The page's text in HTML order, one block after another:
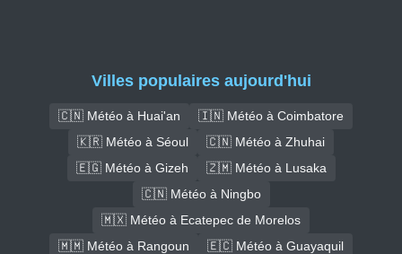
Villes populaires aujourd'hui
🇨🇳 Météo à Huai'an
🇮🇳 Météo à Coimbatore
🇰🇷 Météo à Séoul
🇨🇳 Météo à Zhuhai
🇪🇬 Météo à Gizeh
🇿🇲 Météo à Lusaka
🇨🇳 Météo à Ningbo
🇲🇽 Météo à Ecatepec de Morelos
🇲🇲 Météo à Rangoun
🇪🇨 Météo à Guayaquil